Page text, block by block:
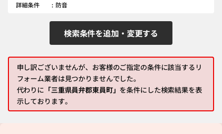
詳細条件
防音
検索条件を追加・変更する
申し訳ございませんが、お客様のご指定の条件に該当するリ
フォーム業者は見つかりませんでした。
代わりに 「三重県員弁郡東員町」 を条件にした検索結果を表
示しております。